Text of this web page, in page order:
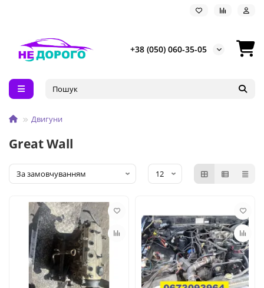
+38 (050) 060-35-05
Двигуни
Great Wall